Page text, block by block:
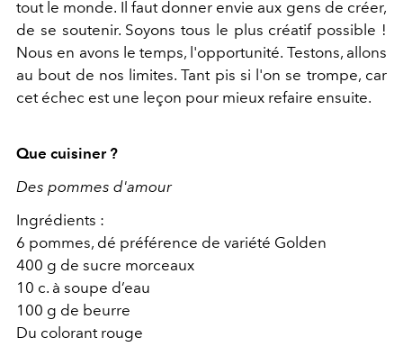
tout le monde. Il faut donner envie aux gens de créer,
de se soutenir. Soyons tous le plus créatif possible !
Nous en avons le temps, l'opportunité. Testons, allons
au bout de nos limites. Tant pis si l'on se trompe, car
cet échec est une leçon pour mieux refaire ensuite.
Que cuisiner ?
Des pommes d'amour
Ingrédients :
6 pommes, dé préférence de variété Golden
400 g de sucre morceaux
10 c. à soupe d’eau
100 g de beurre
Du colorant rouge